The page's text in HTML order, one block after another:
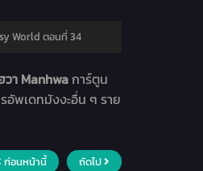
World ตอนที่ 34
า Manhwaการ์ตูน
อัพเดทมังงะอื่น ๆ ราย
ก่อนหน้านี้ ถัดไป